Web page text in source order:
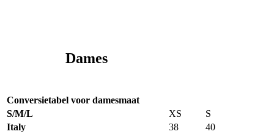
Dames
Conversietabel voor damesmaat
S/M/L
XS
S
Italy
38
40